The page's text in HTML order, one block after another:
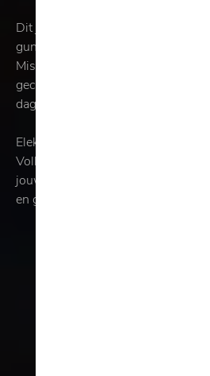
Dit jaar voelt het meer dan ooit
gunnen. Misschien droom je al
Misschien heb je het perfecte
geconfigureerd. Of misschien is
dagelijkse leven naar een hoger
Elektrisch, hybride of klassiek
Volkswagen, Audi, Škoda en
jouw dagelijkse ritme past.
en geniet van saloncondities die